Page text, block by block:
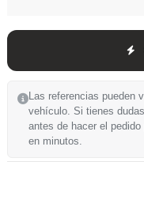
Las referencias pueden
vehículo. Si tienes
antes de hacer el pedido
en minutos.